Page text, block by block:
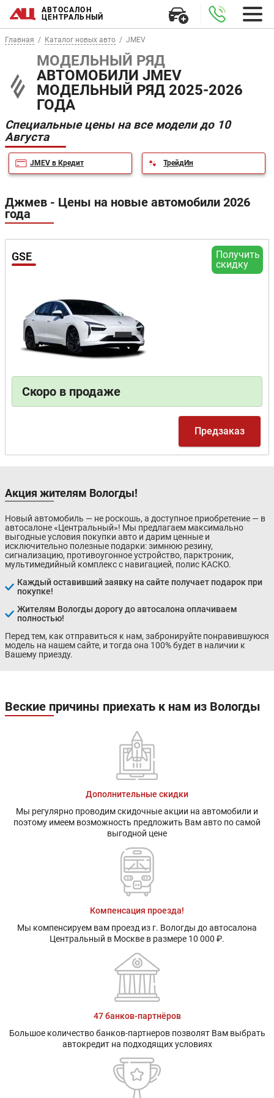
АВТОСАЛОН
ЦЕНТРАЛЬНЫЙ
Главная Каталог новых авто JMEV
МОДЕЛЬНЫЙ РЯД
АВТОМОБИЛИ JMEV
МОДЕЛЬНЫЙ РЯД 2025-2026
ГОДА
Специальные цены на все модели до 10
Августа
JMEV в Кредит ТрейдИн
Джмев - Цены на новые автомобили 2026
года
Получить
скидку
GSE
Скоро в продаже
Предзаказ
Акция жителям Вологды!
Новый автомобиль — не роскошь, а доступное приобретение — в
автосалоне «Центральный»! Мы предлагаем максимально
выгодные условия покупки авто и дарим ценные и
исключительно полезные подарки: зимнюю резину,
сигнализацию, противоугонное устройство, парктроник,
мультимедийный комплекс с навигацией, полис КАСКО.
Каждый оставивший заявку на сайте получает подарок при
покупке!
Жителям Вологды дорогу до автосалона оплачиваем
полностью!
Перед тем, как отправиться к нам, забронируйте понравившуюся
модель на нашем сайте, и тогда она 100% будет в наличии к
Вашему приезду.
Веские причины приехать к нам из Вологды
Дополнительные скидки
Мы регулярно проводим скидочные акции на автомобили и
поэтому имеем возможность предложить Вам авто по самой
выгодной цене
Компенсация проезда!
Мы компенсируем вам проезд из г. Вологды до автосалона
Центральный в Москве в размере 10 000 ₽.
47 банков-партнёров
Большое количество банков-партнеров позволят Вам выбрать
автокредит на подходящих условиях